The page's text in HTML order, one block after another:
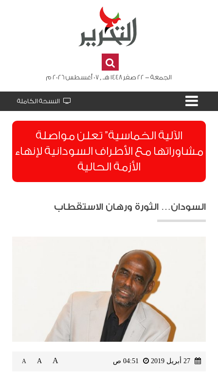
الجمعة - 22 صفر 1448 هـ , 07 أغسطس 2026 م
النسخة الكاملة
الآلية الخماسية” تعلن مواصلة
مشاوراتها مع الأطراف السودانية لإنهاء
الأزمة الحالية
السودان… الثورة ورهان الاستقطاب
A
A
A